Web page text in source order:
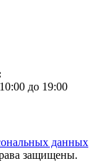
до 19:00
данных
защищены.